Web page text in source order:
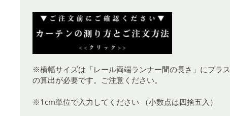
※横幅サイズは「レール両端ランナー間の長さ」にプラス
の算出が必要です。ご注意ください。
※1cm単位で入力してください （小数点は四捨五入）